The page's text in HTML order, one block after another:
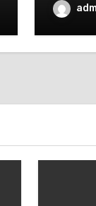
deutlich